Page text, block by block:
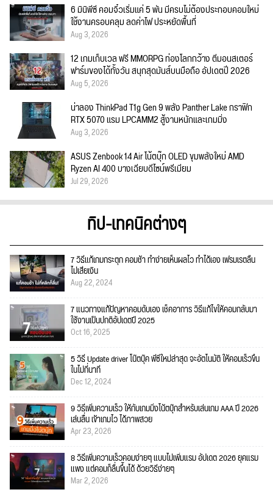
6 มินิพีซี คอมจิ๋วเริ่มแค่ 5 พัน มีครบไม่ต้องประกอบคอมใหม่
ใช้งานครอบคลุม ลดค่าไฟ ประหยัดพื้นที่
Aug 3, 2026
12 เกมเก็บเวล ฟรี MMORPG ท่องโลกกว้าง ตีมอนสเตอร์
ฟาร์มของได้ทั้งวัน สนุกสุดมันส์บนมือถือ อัปเดตปี 2026
Aug 5, 2026
น่าลอง ThinkPad T1g Gen 9 พลัง Panther Lake กราฟิก
RTX 5070 แรม LPCAMM2 สู้งานหนักและเกมมิ่ง
Aug 3, 2026
ASUS Zenbook 14 Air โน้ตบุ๊ก OLED ขุมพลังใหม่ AMD
Ryzen AI 400 บางเฉียบดีไซน์พรีเมียม
Jul 29, 2026
ทิป-เทคนิคต่างๆ
7 วิธีแก้เกมกระตุก คอมช้า ทำง่ายเห็นผลไว ทำได้เอง เฟรมเรตลื่น
ไม่เสียเงิน
Aug 22, 2024
7 แนวทางแก้ปัญหาคอมดับเอง เช็คอาการ วิธีแก้ไขให้คอมกลับมา
ใช้งานเป็นปกติอัปเดตปี 2025
Oct 16, 2025
5 วิธี Update driver โน๊ตบุ๊ค พีซีใหม่ล่าสุด จะอัตโนมัติ ให้คอมเร็วขึ้น
ในไม่กี่นาที
Dec 12, 2024
9 วิธีเพิ่มความเร็ว ให้กับเกมมิ่งโน้ตบุ๊กสำหรับเล่นเกม AAA ปี 2026
เล่นลื่น เข้าเกมไว ได้ภาพสวย
Apr 23, 2026
8 วิธีเพิ่มความเร็วคอมง่ายๆ แบบไม่เพิ่มแรม อัปเดต 2026 ยุคแรม
แพง แต่คอมก็ลื่นขึ้นได้ ด้วยวิธีง่ายๆ
Mar 2, 2026